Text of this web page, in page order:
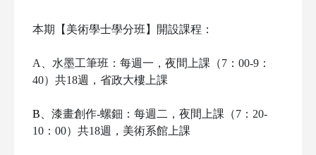
本期【美術學士學分班】開設課程：
A
水墨工筆班：每週一，夜間上課（7：00-9：
40）共18週，省政大樓 上課
B 、漆畫創作-螺鈿：每週二，夜間上課（7：20-
10：00）共18週，美術系館上課